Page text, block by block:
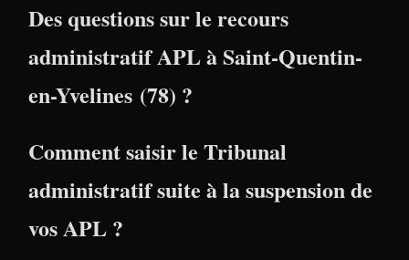
Des questions sur le recours
administratif APL à Saint-Quentin-
en-Yvelines (78) ?
Comment saisir le Tribunal
administratif suite à la suspension de
vos APL ?